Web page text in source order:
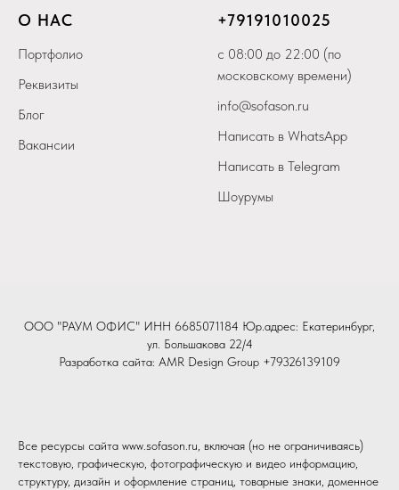
О НАС
Портфолио
Реквизиты
Блог
Вакансии
+79191010025
с 08:00 до 22:00 (по
московскому времени)
info@sofason.ru
Написать в WhatsApp
Написать в Telegram
Шоурумы
ООО "РАУМ ОФИС" ИНН 6685071184 Юр.адрес: Екатеринбург,
ул. Большакова 22/4
Разработка сайта: AMR Design Group +79326139109
Все ресурсы сайта www.sofason.ru, включая (но не ограничиваясь)
текстовую, графическую, фотографическую и видео информацию,
структуру, дизайн и оформление страниц, товарные знаки, доменное